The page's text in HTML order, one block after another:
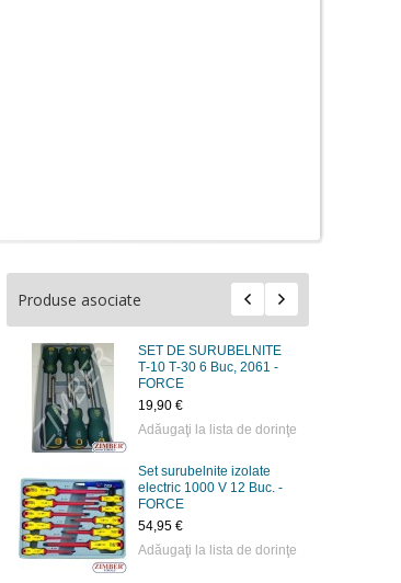
Produse asociate
SET DE SURUBELNITE
Т-10 Т-30 6 Buc, 2061 -
FORCE
19,90 €
Adăugaţi la lista de dorinţe
Set surubelnite izolate
electric 1000 V 12 Buc. -
FORCE
54,95 €
Adăugaţi la lista de dorinţe